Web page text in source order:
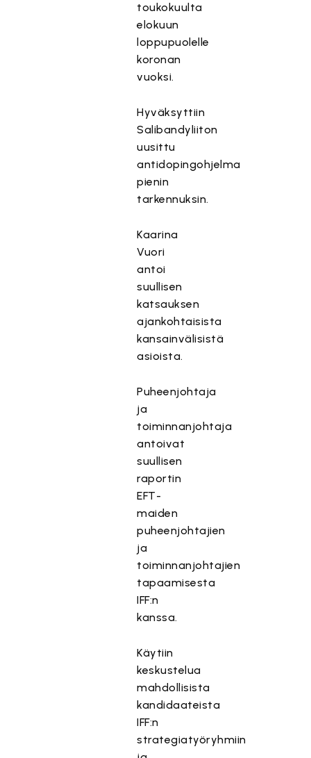
toukokuulta
elokuun
loppupuolelle
koronan
vuoksi.
Hyväksyttiin
Salibandyliiton
uusittu
antidopingohjelma
pienin
tarkennuksin.
Kaarina
Vuori
antoi
suullisen
katsauksen
ajankohtaisista
kansainvälisistä
asioista.
Puheenjohtaja
ja
toiminnanjohtaja
antoivat
suullisen
raportin
EFT-
maiden
puheenjohtajien
ja
toiminnanjohtajien
tapaamisesta
IFF:n
kanssa.
Käytiin
keskustelua
mahdollisista
kandidaateista
IFF:n
strategiatyöryhmiin